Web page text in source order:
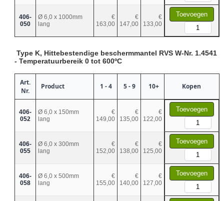
406-
050
Ø 6,0 x 1000mm
lang
€
163,00
€
147,00
€
133,00
Toevoegen
Type K, Hittebestendige beschermmantel RVS W-Nr. 1.4541
- Temperatuurbereik 0 tot 600ºC
Art.
Nr.
Product 1 - 4 5 - 9 10+ Kopen
406-
052
Ø 6,0 x 150mm
lang
€
149,00
€
135,00
€
122,00
Toevoegen
406-
055
Ø 6,0 x 300mm
lang
€
152,00
€
138,00
€
125,00
Toevoegen
406-
058
Ø 6,0 x 500mm
lang
€
155,00
€
140,00
€
127,00
Toevoegen